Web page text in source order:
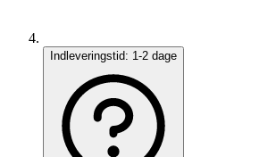
Indleveringstid: 1-2 dage